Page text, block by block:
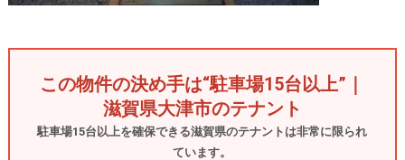
この物件の決め手は“駐車場15台以上”｜
滋賀県大津市のテナント
駐車場15台以上を確保できる滋賀県のテナントは非常に限られ
ています。